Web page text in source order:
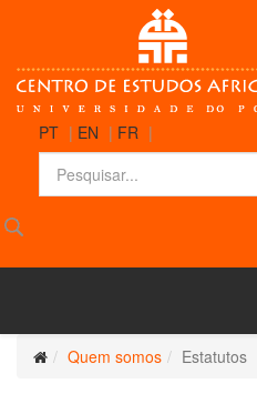
PT | EN | FR |
Quem somos Estatutos